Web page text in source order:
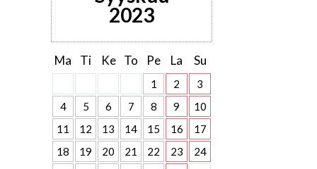
2023
Ma Ti Ke To Pe La Su
1 2
3
4
5 6 7 8 9
10
11
12 13 14 15 16
17
18
19 20 21 22 23
24